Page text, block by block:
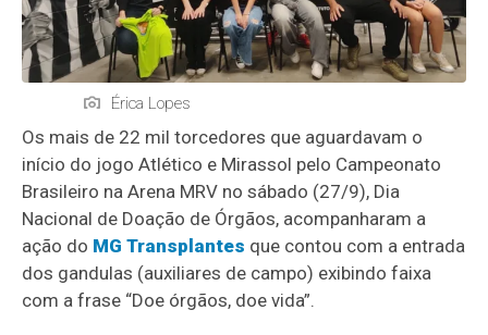
Érica Lopes
Os mais de 22 mil torcedores que aguardavam o
início do jogo Atlético e Mirassol pelo Campeonato
Brasileiro na Arena MRV no sábado (27/9), Dia
Nacional de Doação de Órgãos, acompanharam a
ação do MG Transplantes que contou com a entrada
dos gandulas (auxiliares de campo) exibindo faixa
com a frase “Doe órgãos, doe vida”.